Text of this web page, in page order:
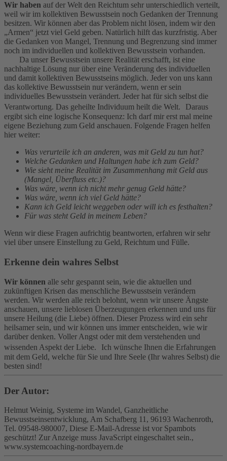
Wir haben auf der Welt den Reichtum sehr unterschiedlich verteilt,
weil wir im kollektiven Bewusstsein noch Gedanken der Trennung
besitzen. Wir können aber das Problem nicht lösen, indem wir den
„Armen“ jetzt viel Geld geben. Natürlich hilft das kurzfristig. Aber
die Gedanken von Mangel, Trennung und Begrenzung sind immer
noch im individuellen und kollektiven Bewusstsein vorhanden.
Da unser Bewusstsein unsere Realität erschafft, ist eine
nachhaltige Lösung nur über eine Veränderung des individuellen
und damit kollektiven Bewusstseins möglich. Jeder von uns kann
das kollektive Bewusstsein nur verändern, wenn er sein
individuelles Bewusstsein verändert. Jeder hat für sich selbst die
Verantwortung. Das geheilte Individuum heilt die Welt. Daraus
ergibt sich eine logische Konsequenz: Ich darf mir erst mal meine
eigene Beziehung zum Geld anschauen. Folgende Fragen helfen
hier weiter:
Was verurteile ich an anderen, was mit Geld zu tun hat?
Welche Gedanken und Haltungen habe ich zum Geld?
Wie sieht meine Realität im Zusammenhang mit Geld aus
(Mangel, Überfluss etc.)?
Was wäre, wenn ich nicht mehr genug Geld hätte?
Was wäre, wenn ich viel Geld hätte?
Kann ich Geld leicht weggeben oder will ich es festhalten?
Für was steht Geld in meinem Leben?
Wenn wir diese Fragen aufrichtig beantworten, erfahren wir sehr
viel über unsere Einstellung zu Geld, Reichtum und Fülle.
Erkenne dein wahres Selbst
Wir können alle sehr gespannt sein, wie die aktuellen und
zukünftigen Krisen das menschliche Bewusstsein verändern
werden. Wir werden alle reich belohnt, wenn wir unsere Ängste
anschauen, unsere lieblosen Überzeugungen erkennen und uns für
unsere Heilung (die Liebe) öffnen. Dieser Prozess wird ein sehr
heilsamer sein, und wir können uns immer entscheiden, wie wir
darüber denken. Voller Angst oder mit dem verstehenden und
wissenden Aspekt der Liebe. Ich wünsche Ihnen die Erfahrungen
mit dem Geld, welche für Sie und Ihre Seele (Ihr wahres Selbst) die
besten sind!
Der Autor:
Helmut Weinig, Systeme im Wandel, Ganzheitliche
Bewusstseinsentwicklung, Am Schafberg 11, 96193 Wachenroth,
Tel. 09548-980007, Diese E-Mail-Adresse ist vor Spambots
geschützt! Zur Anzeige muss JavaScript eingeschaltet sein.,
www.systemcoaching-nordbayern.de